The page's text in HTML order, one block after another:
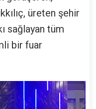
üreten şehir
sağlayan tüm
bir fuar